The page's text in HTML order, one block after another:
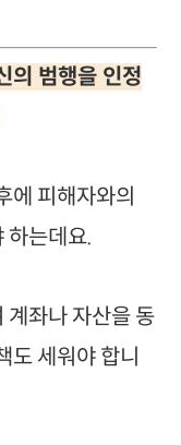
의 범행을 인정
에 피해자와의
하는데요.
계좌나 자산을 동
도 세워야 합니